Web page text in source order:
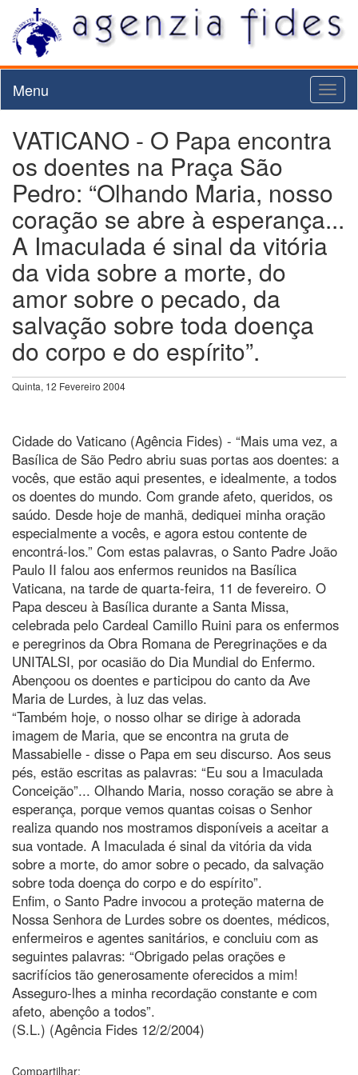
Menu
VATICANO - O Papa encontra
os doentes na Praça São
Pedro: “Olhando Maria, nosso
coração se abre à esperança...
A Imaculada é sinal da vitória
da vida sobre a morte, do
amor sobre o pecado, da
salvação sobre toda doença
do corpo e do espírito”.
Quinta, 12 Fevereiro 2004
Cidade do Vaticano (Agência Fides) - “Mais uma vez, a
Basílica de São Pedro abriu suas portas aos doentes: a
vocês, que estão aqui presentes, e idealmente, a todos
os doentes do mundo. Com grande afeto, queridos, os
saúdo. Desde hoje de manhã, dediquei minha oração
especialmente a vocês, e agora estou contente de
encontrá-los.” Com estas palavras, o Santo Padre João
Paulo II falou aos enfermos reunidos na Basílica
Vaticana, na tarde de quarta-feira, 11 de fevereiro. O
Papa desceu à Basílica durante a Santa Missa,
celebrada pelo Cardeal Camillo Ruini para os enfermos
e peregrinos da Obra Romana de Peregrinações e da
UNITALSI, por ocasião do Dia Mundial do Enfermo.
Abençoou os doentes e participou do canto da Ave
Maria de Lurdes, à luz das velas.
“Também hoje, o nosso olhar se dirige à adorada
imagem de Maria, que se encontra na gruta de
Massabielle - disse o Papa em seu discurso. Aos seus
pés, estão escritas as palavras: “Eu sou a Imaculada
Conceição”... Olhando Maria, nosso coração se abre à
esperança, porque vemos quantas coisas o Senhor
realiza quando nos mostramos disponíveis a aceitar a
sua vontade. A Imaculada é sinal da vitória da vida
sobre a morte, do amor sobre o pecado, da salvação
sobre toda doença do corpo e do espírito”.
Enfim, o Santo Padre invocou a proteção materna de
Nossa Senhora de Lurdes sobre os doentes, médicos,
enfermeiros e agentes sanitários, e concluiu com as
seguintes palavras: “Obrigado pelas orações e
sacrifícios tão generosamente oferecidos a mim!
Asseguro-lhes a minha recordação constante e com
afeto, abençôo a todos”.
(S.L.) (Agência Fides 12/2/2004)
Compartilhar: